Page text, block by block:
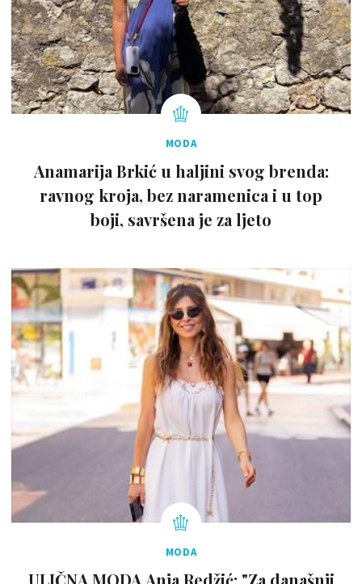
MODA
Anamarija Brkić u haljini svog brenda:
ravnog kroja, bez naramenica i u top
boji, savršena je za ljeto
MODA